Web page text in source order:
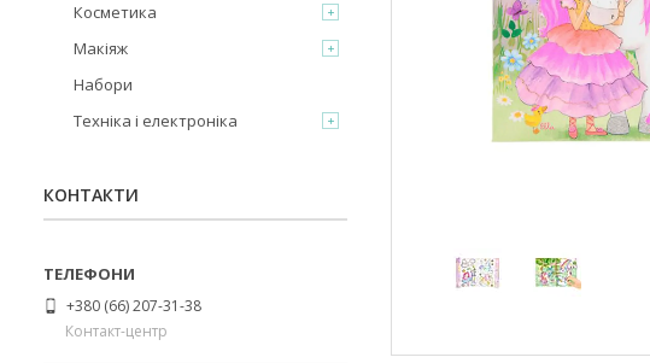
Косметика
Макіяж
Набори
Техніка і електроніка
КОНТАКТИ
+380 (66) 207-31-38
Контакт-центр